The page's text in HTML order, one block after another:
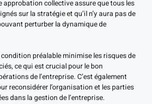
approbation collective assure que tous les
sur la stratégie et qu’il n’y aura pas de
perturber la dynamique de
préalable minimise les risques de
ce qui est crucial pour le bon
de l’entreprise. C’est également
reconsidérer l’organisation et les parties
dans la gestion de l’entreprise.